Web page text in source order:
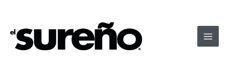
contenido
entradas